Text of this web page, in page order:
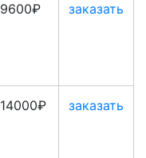
9600₽ заказать
14000₽ заказать